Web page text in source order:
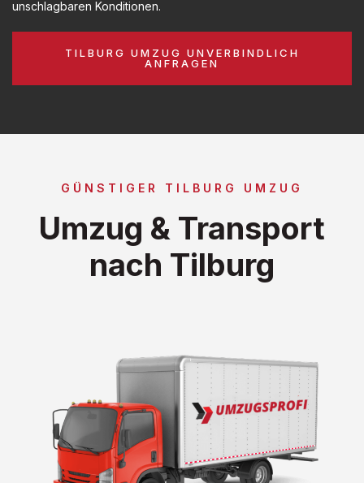
unschlagbaren Konditionen.
TILBURG UMZUG UNVERBINDLICH
ANFRAGEN
GÜNSTIGER TILBURG UMZUG
Umzug & Transport
nach Tilburg